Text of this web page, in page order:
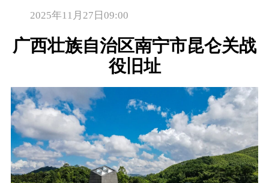
2025年11月27日09:00
广西壮族自治区南宁市昆仑关战
役旧址